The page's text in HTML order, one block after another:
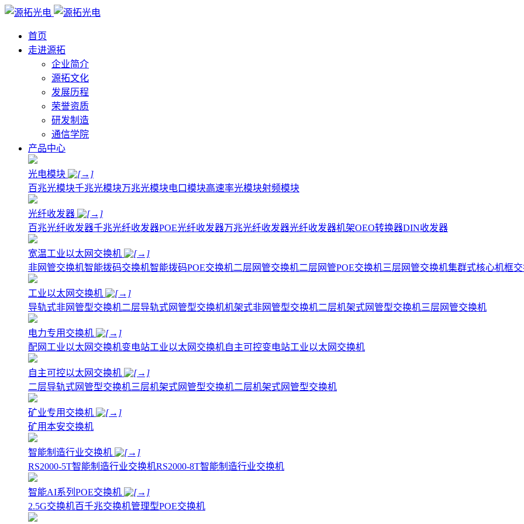
首页
走进源拓
企业简介
源拓文化
发展历程
荣誉资质
研发制造
通信学院
产品中心
光电模块
百兆光模块千兆光模块万兆光模块电口模块高速率光模块射频模块
光纤收发器
百兆光纤收发器千兆光纤收发器POE光纤收发器万兆光纤收发器光纤收发器机架OEO转换器DIN收发器
宽温工业以太网交换机
非网管交换机智能拨码交换机智能拨码POE交换机二层网管交换机二层网管POE交换机三层网管交换机集群式核心机框
工业以太网交换机
导轨式非网管型交换机二层导轨式网管型交换机机架式非网管型交换机二层机架式网管型交换机三层网管交换机
电力专用交换机
配网工业以太网交换机变电站工业以太网交换机自主可控变电站工业以太网交换机
自主可控以太网交换机
二层导轨式网管型交换机三层机架式网管型交换机二层机架式网管型交换机
矿业专用交换机
矿用本安交换机
智能制造行业交换机
RS2000-5T智能制造行业交换机RS2000-8T智能制造行业交换机
智能AI系列POE交换机
2.5G交换机百千兆交换机管理型POE交换机